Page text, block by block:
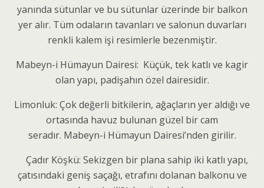
yanında sütunlar ve bu sütunlar üzerinde bir balkon
yer alır. Tüm odaların tavanları ve salonun duvarları
renkli kalem işi resimlerle bezenmiştir.
Mabeyn-i Hümayun Dairesi: Küçük, tek katlı ve kagir
olan yapı, padişahın özel dairesidir.
Limonluk: Çok değerli bitkilerin, ağaçların yer aldığı ve
ortasında havuz bulunan güzel bir cam
seradır. Mabeyn-i Hümayun Dairesi’nden girilir.
Çadır Köşkü: Sekizgen bir plana sahip iki katlı yapı,
çatısındaki geniş saçağı, etrafını dolanan balkonu ve